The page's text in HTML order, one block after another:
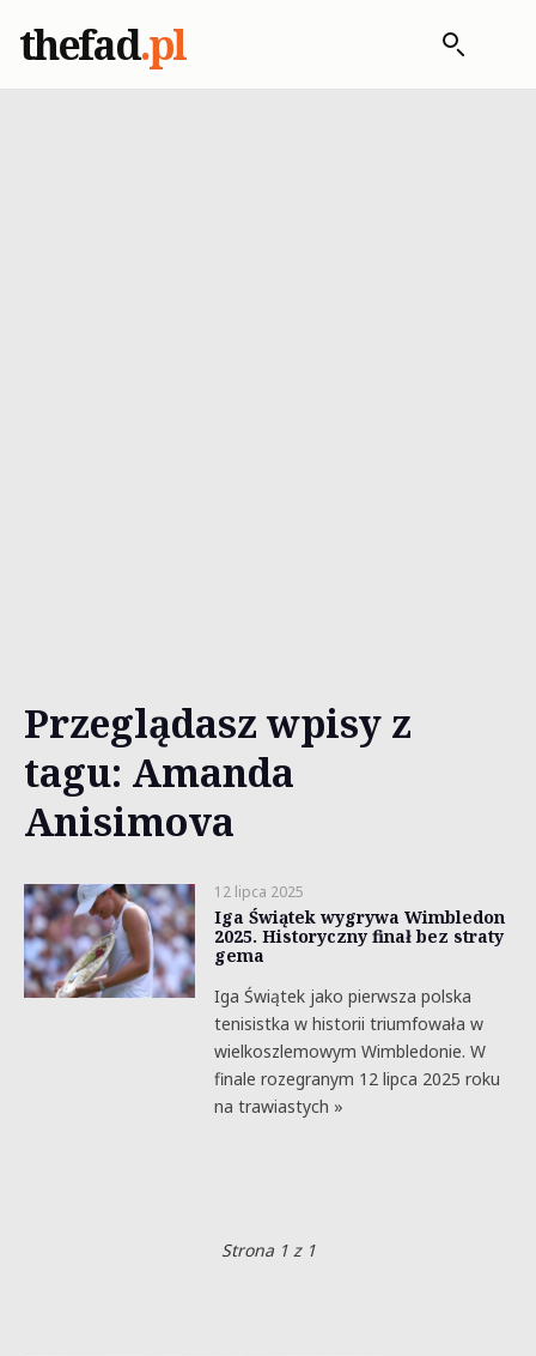
thefad.pl
Przeglądasz wpisy z
tagu: Amanda
Anisimova
12 lipca 2025
Iga Świątek wygrywa Wimbledon
2025. Historyczny finał bez straty
gema
Iga Świątek jako pierwsza polska
tenisistka w historii triumfowała w
wielkoszlemowym Wimbledonie. W
finale rozegranym 12 lipca 2025 roku
na trawiastych »
Strona 1 z 1